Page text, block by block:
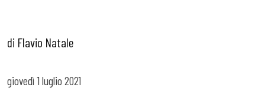
di Flavio Natale
giovedì 1 luglio 2021